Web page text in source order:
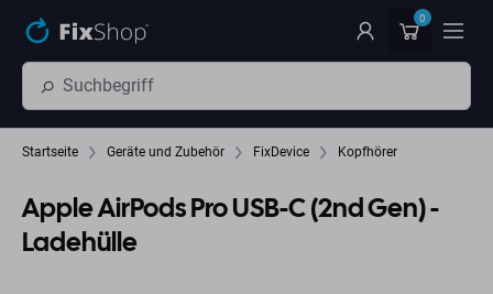
0
Startseite Geräte und Zubehör FixDevice Kopfhörer
Apple AirPods Pro USB-C (2nd Gen) -
Ladehülle